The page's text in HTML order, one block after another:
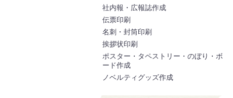
社内報・広報誌作成
伝票印刷
名刺・封筒印刷
挨拶状印刷
ポスター・タペストリー・のぼり・ボ
ード作成
ノベルティグッズ作成